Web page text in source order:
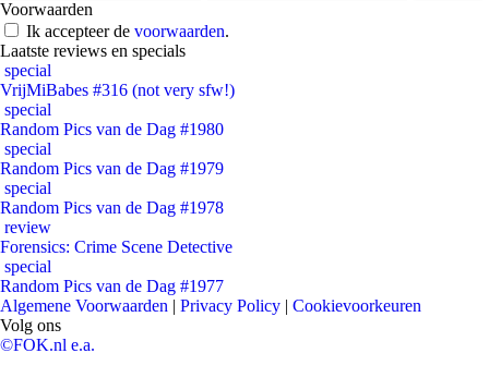
Voorwaarden
Ik accepteer de voorwaarden.
Laatste reviews en specials
special
VrijMiBabes #316 (not very sfw!)
special
Random Pics van de Dag #1980
special
Random Pics van de Dag #1979
special
Random Pics van de Dag #1978
review
Forensics: Crime Scene Detective
special
Random Pics van de Dag #1977
Algemene Voorwaarden | Privacy Policy | Cookievoorkeuren
Volg ons
©FOK.nl e.a.